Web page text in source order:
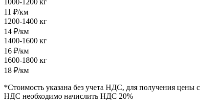
1000-1200 кг
11 ₽/км
1200-1400 кг
14 ₽/км
1400-1600 кг
16 ₽/км
1600-1800 кг
18 ₽/км
*Стоимость указана без учета НДС, для получения цены с
НДС необходимо начислить НДС 20%